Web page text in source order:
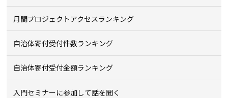
月間プロジェクトアクセスランキング
自治体寄付受付件数ランキング
自治体寄付受付金額ランキング
入門セミナーに参加して話を聞く